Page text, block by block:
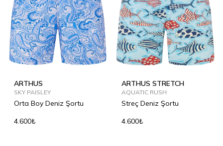
ARTHUS
SKY PAISLEY
Orta Boy Deniz Şortu
4.600₺
ARTHUS STRETCH
AQUATIC RUSH
Streç Deniz Şortu
4.600₺